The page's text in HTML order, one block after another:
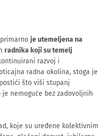
je utemeljena na
radnika koji su temelj
razvoj i
radna okolina, stoga je
što viši stupanj
nemoguće bez zadovoljnih
koje su uređene kolektivnim